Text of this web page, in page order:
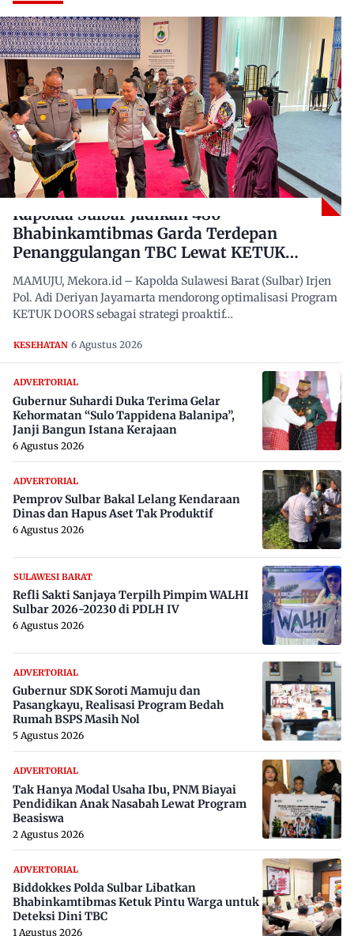
Kapolda Sulbar Jadikan 480
Bhabinkamtibmas Garda Terdepan
Penanggulangan TBC Lewat KETUK
DOORS di 650 Desa
MAMUJU, Mekora.id – Kapolda Sulawesi Barat (Sulbar) Irjen
Pol. Adi Deriyan Jayamarta mendorong optimalisasi Program
KETUK DOORS sebagai strategi proaktif…
KESEHATAN 6 Agustus 2026
ADVERTORIAL
Gubernur Suhardi Duka Terima Gelar
Kehormatan “Sulo Tappidena Balanipa”,
Janji Bangun Istana Kerajaan
6 Agustus 2026
ADVERTORIAL
Pemprov Sulbar Bakal Lelang Kendaraan
Dinas dan Hapus Aset Tak Produktif
6 Agustus 2026
SULAWESI BARAT
Refli Sakti Sanjaya Terpilh Pimpim WALHI
Sulbar 2026-20230 di PDLH IV
6 Agustus 2026
ADVERTORIAL
Gubernur SDK Soroti Mamuju dan
Pasangkayu, Realisasi Program Bedah
Rumah BSPS Masih Nol
5 Agustus 2026
ADVERTORIAL
Tak Hanya Modal Usaha Ibu, PNM Biayai
Pendidikan Anak Nasabah Lewat Program
Beasiswa
2 Agustus 2026
ADVERTORIAL
Biddokkes Polda Sulbar Libatkan
Bhabinkamtibmas Ketuk Pintu Warga untuk
Deteksi Dini TBC
1 Agustus 2026